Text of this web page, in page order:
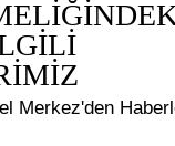
Merkez'den